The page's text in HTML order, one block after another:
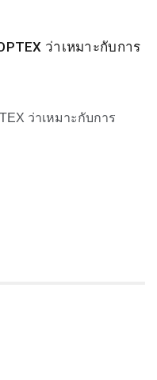
ว่าเหมาะกับการ
ว่าเหมาะกับการ